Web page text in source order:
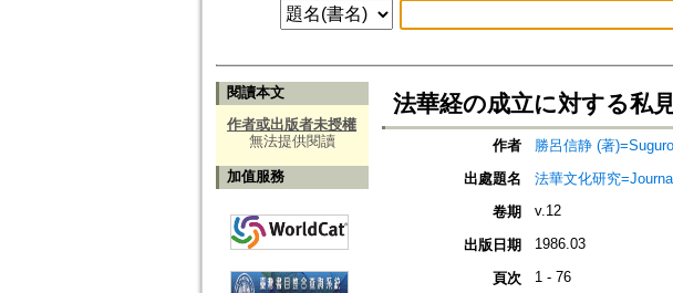
閱讀本文
作者或出版者未授權
無法提供閱讀
加值服務
法華経の成立に対する私
作者
勝呂信静 (著
出處題名
法華文化研究
卷期
v.12
出版日期 1986.03
頁次 1 - 76